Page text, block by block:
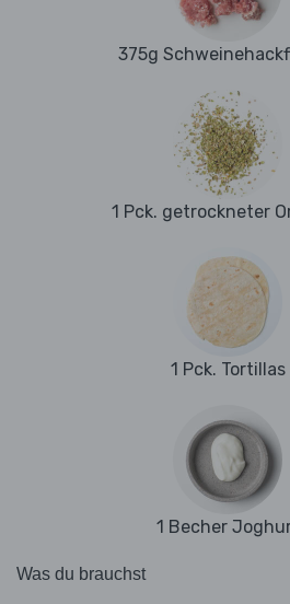
375g
1 Pck. getrockneter
1 Pck. Tortillas
1 Becher
Was du brauchst